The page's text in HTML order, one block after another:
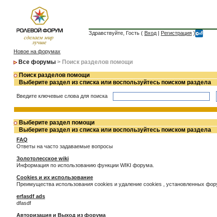
Здравствуйте, Гость ( Вход | Регистрация )
Новое на форумах
Все форумы > Поиск разделов помощи
Поиск разделов помощи
Выберите раздел из списка или воспользуйтесь поиском раздела
Введите ключевые слова для поиска
Выберите раздел помощи
Выберите раздел из списка или воспользуйтесь поиском раздела
FAQ
Ответы на часто задаваемые вопросы
Золотолесское wiki
Информация по использованию функции WIKI форума.
Cookies и их использование
Преимущества использования cookies и удаление cookies , установленных
erfasdf ads
dfasdf
Авторизация и Выход из форума